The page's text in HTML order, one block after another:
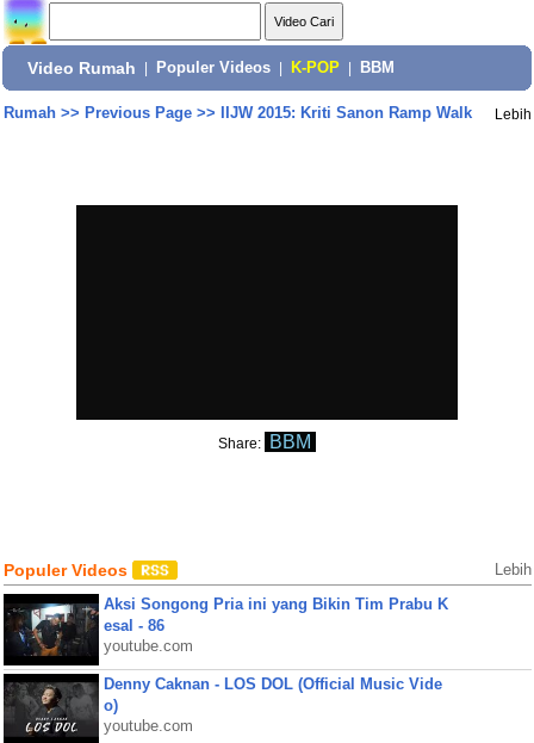
Video Rumah Populer Videos K-POP BBM
Rumah>> Previous Page>> IIJW 2015: Kriti Sanon Ramp Walk Lebih
Share: BBM
Populer Videos Lebih
Aksi Songong Pria ini yang Bikin Tim Prabu K
esal - 86
youtube.com
Denny Caknan - LOS DOL (Official Music Vide
o)
youtube.com